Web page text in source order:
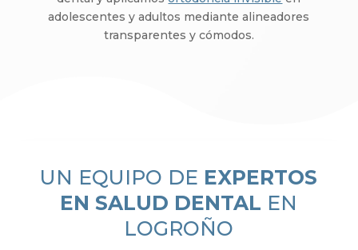
adolescentes y adultos mediante alineadores
transparentes y cómodos.
UN EQUIPO DE EXPERTOS
EN SALUD DENTAL EN
LOGROÑO